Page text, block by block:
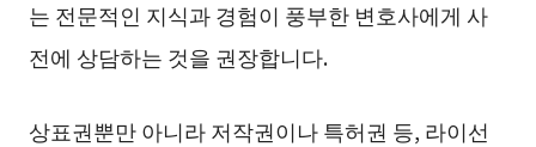
는 전문적인 지식과 경험이 풍부한 변호사에게 사
전에 상담하는 것을 권장합니다.
상표권뿐만 아니라 저작권이나 특허권 등, 라이선